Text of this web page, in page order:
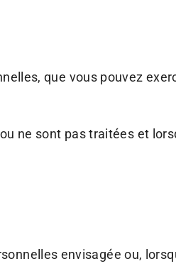
que vous pouvez
ne sont pas traitées et
envisagée ou,